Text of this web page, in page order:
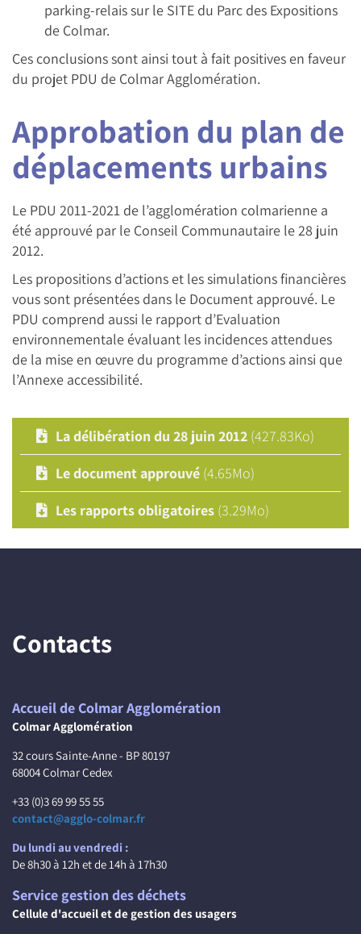
parking-relais sur le SITE du Parc des Expositions
de Colmar.
Ces conclusions sont ainsi tout à fait positives en faveur
du projet PDU de Colmar Agglomération.
Approbation du plan de
déplacements urbains
Le PDU 2011-2021 de l’agglomération colmarienne a
été approuvé par le Conseil Communautaire le 28 juin
2012.
Les propositions d’actions et les simulations financières
vous sont présentées dans le Document approuvé. Le
PDU comprend aussi le rapport d’Evaluation
environnementale évaluant les incidences attendues
de la mise en œuvre du programme d’actions ainsi que
l’Annexe accessibilité.
La délibération du 28 juin 2012 (427.83Ko)
Le document approuvé (4.65Mo)
Les rapports obligatoires (3.29Mo)
Contacts
Accueil de Colmar Agglomération
Colmar Agglomération
32 cours Sainte-Anne - BP 80197
68004 Colmar Cedex
+33 (0)3 69 99 55 55
contact@agglo-colmar.fr
Du lundi au vendredi :
De 8h30 à 12h et de 14h à 17h30
Service gestion des déchets
Cellule d'accueil et de gestion des usagers